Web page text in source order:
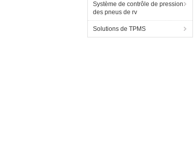
Système de contrôle de pression
des pneus de rv
Solutions de TPMS